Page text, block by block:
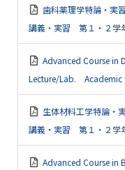
歯科薬理学特論・実習
講義・実習 第１・２
Advanced Course in
Lecture/Lab.
生体材料工学特論・
講義・実習 第１・２
Advanced Course in